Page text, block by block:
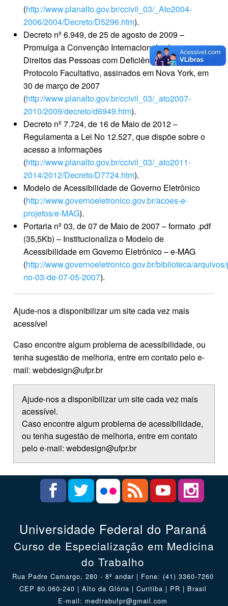
(http://www.planalto.gov.br/ccivil_03/_Ato2004-
2006/2004/Decreto/D5296.htm).
Decreto nº 6.949, de 25 de agosto de 2009 –
Promulga a Convenção Internacional sobre os
Direitos das Pessoas com Deficiência e seu
Protocolo Facultativo, assinados em Nova York, em
30 de março de 2007
(http://www.planalto.gov.br/ccivil_03/_ato2007-
2010/2009/decreto/d6949.htm).
Decreto nº 7.724, de 16 de Maio de 2012 –
Regulamenta a Lei No 12.527, que dispõe sobre o
acesso a informações
(http://www.planalto.gov.br/ccivil_03/_ato2011-
2014/2012/Decreto/D7724.htm).
Modelo de Acessibilidade de Governo Eletrônico
(http://www.governoeletronico.gov.br/acoes-e-
projetos/e-MAG).
Portaria nº 03, de 07 de Maio de 2007 – formato .pdf
(35,5Kb) – Institucionaliza o Modelo de
Acessibilidade em Governo Eletrônico – e-MAG
(http://www.governoeletronico.gov.br/biblioteca/
no-03-de-07-05-2007).
Ajude-nos a disponibilizar um site cada vez mais
acessível
Caso encontre algum problema de acessibilidade, ou
tenha sugestão de melhoria, entre em contato pelo e-
mail: webdesign@ufpr.br
Ajude-nos a disponibilizar um site cada vez mais
acessível.
Caso encontre algum problema de acessibilidade,
ou tenha sugestão de melhoria, entre em contato
pelo e-mail: webdesign@ufpr.br
Universidade Federal do Paraná
Curso de Especialização em Medicina
do Trabalho
Rua Padre Camargo, 280 - 8º andar | Fone: (41) 3360-7260
CEP 80.060-240 | Alto da Glória | Curitiba | PR | Brasil
E-mail: medtrabufpr@gmail.com